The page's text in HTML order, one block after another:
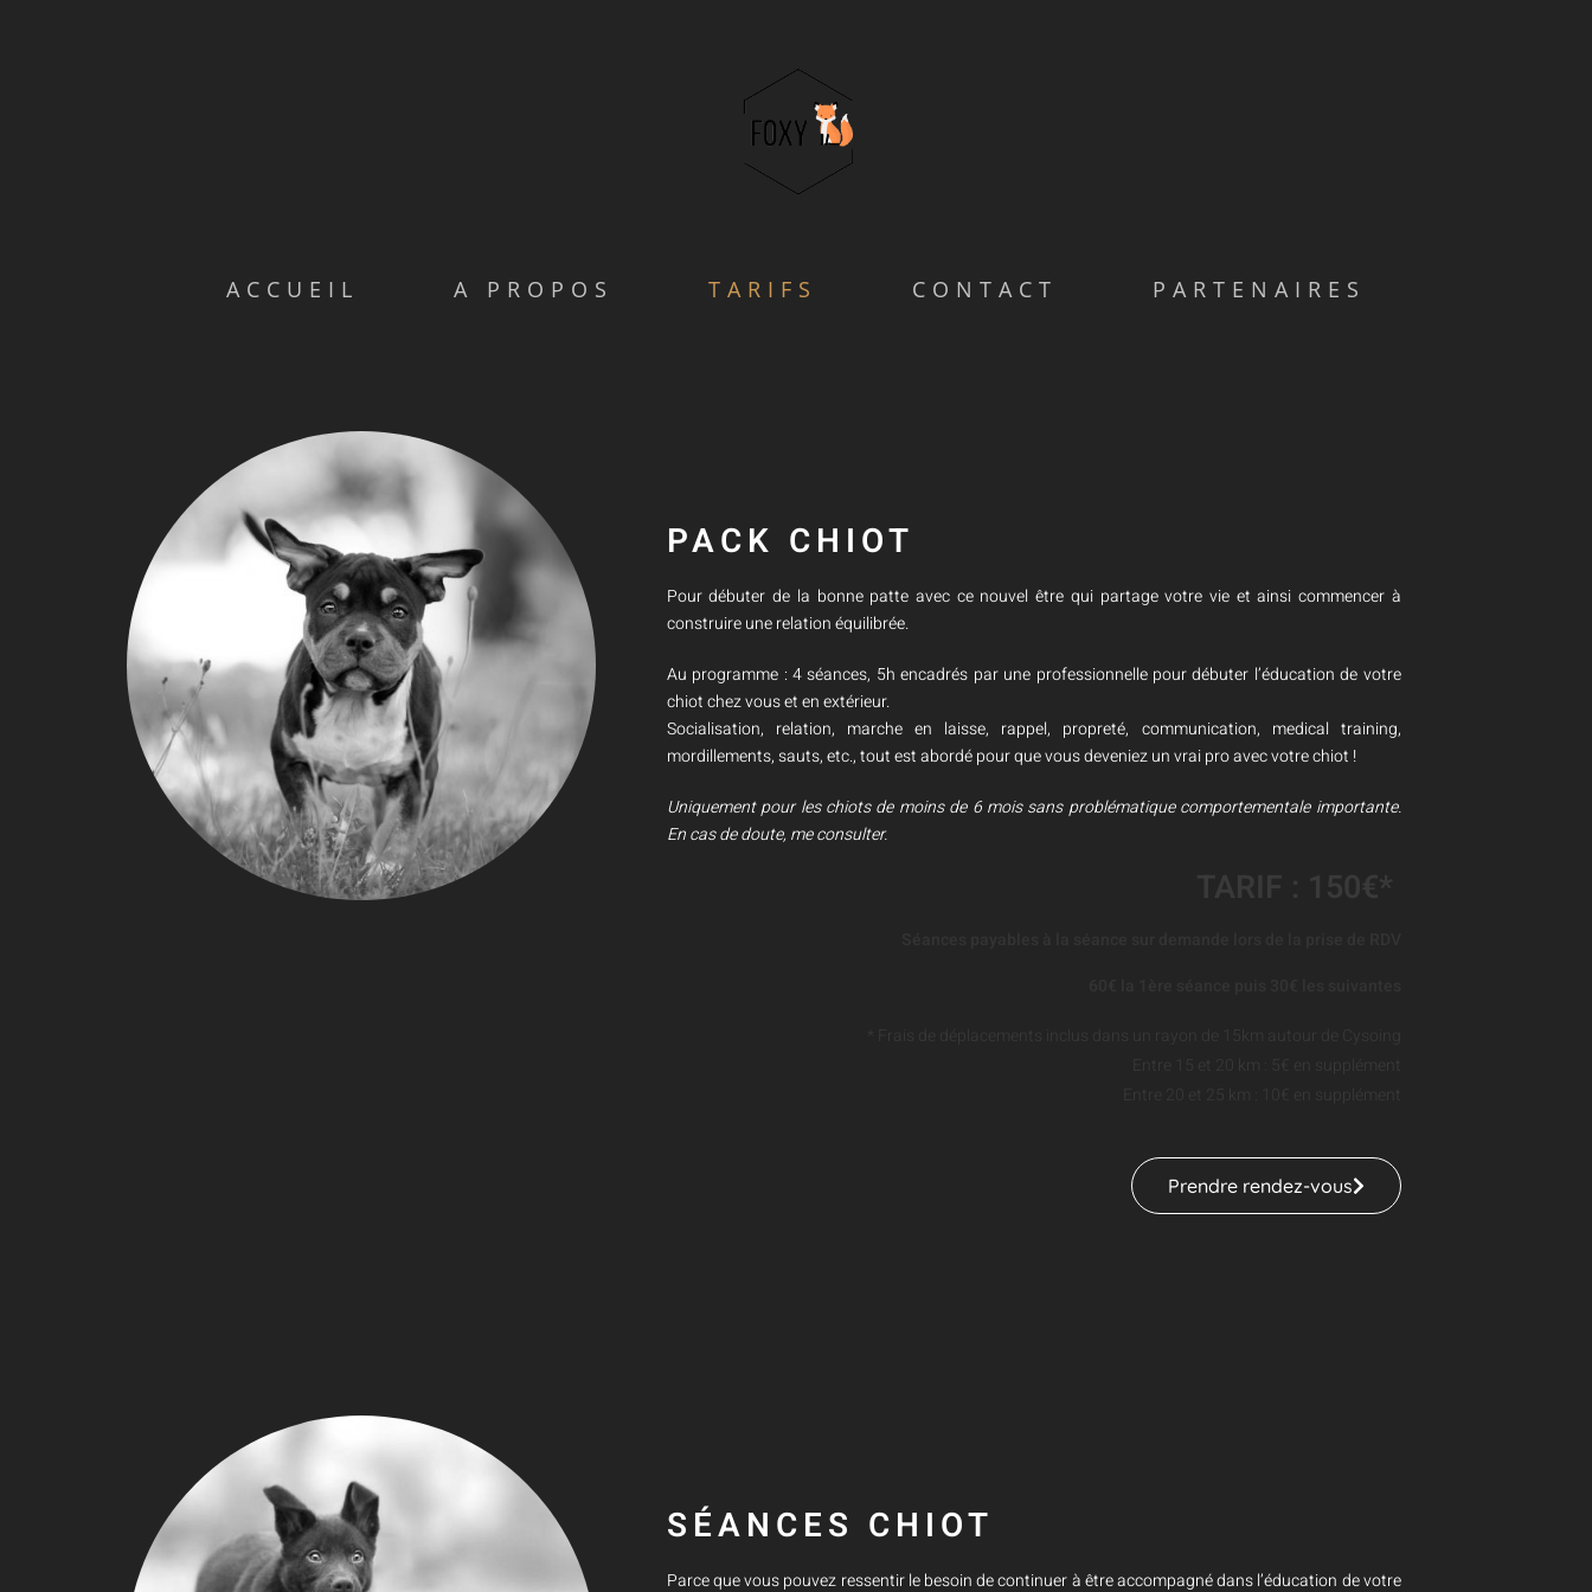
ACCUEIL A PROPOS TARIFS CONTACT PARTENAIRES
PACK CHIOT
Pour débuter de la bonne patte avec ce nouvel être qui partage votre vie et ainsi commencer à
construire une relation équilibrée.
Au programme : 4 séances, 5h encadrés par une professionnelle pour débuter l’éducation de votre
chiot chez vous et en extérieur.
Socialisation, relation, marche en laisse, rappel, propreté, communication, medical training,
mordillements, sauts, etc., tout est abordé pour que vous deveniez un vrai pro avec votre chiot !
Uniquement pour les chiots de moins de 6 mois sans problématique comportementale importante.
En cas de doute, me consulter.
Prendre rendez-vous
SÉANCES CHIOT
Parce que vous pouvez ressentir le besoin de continuer à être accompagné dans l’éducation de votre